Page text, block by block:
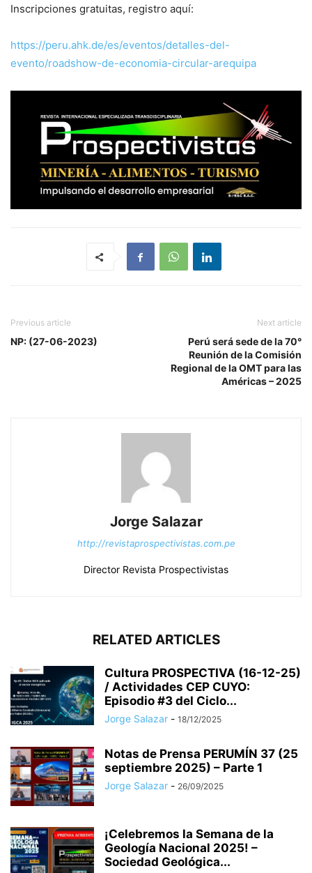
Inscripciones gratuitas, registro aquí:
https://peru.ahk.de/es/eventos/detalles-del-
evento/roadshow-de-economia-circular-arequipa
Previous article
NP: (27-06-2023)
Next article
Perú será sede de la 70°
Reunión de la Comisión
Regional de la OMT para las
Américas – 2025
Jorge Salazar
http://revistaprospectivistas.com.pe
Director Revista Prospectivistas
RELATED ARTICLES
Cultura PROSPECTIVA (16-12-25)
/ Actividades CEP CUYO:
Episodio #3 del Ciclo...
Jorge Salazar - 18/12/2025
Notas de Prensa PERUMÍN 37 (25
septiembre 2025) – Parte 1
Jorge Salazar - 26/09/2025
¡Celebremos la Semana de la
Geología Nacional 2025! –
Sociedad Geológica...